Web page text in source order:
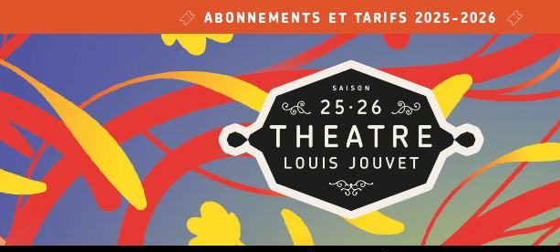
ABONNEMENTS ET TARIFS 2025-2026